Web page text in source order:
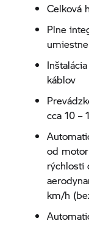
Celková
Plne
káblov
cca 10 –
od
rýchlosti
km/h